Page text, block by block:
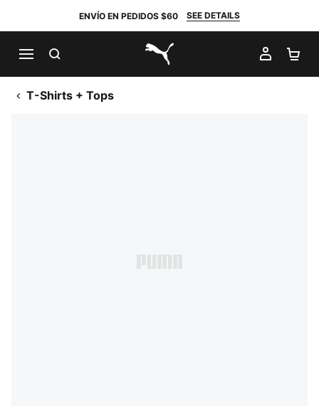
ENVÍO EN PEDIDOS $60 SEE DETAILS
PUMA.com
MI
T-Shirts + Tops